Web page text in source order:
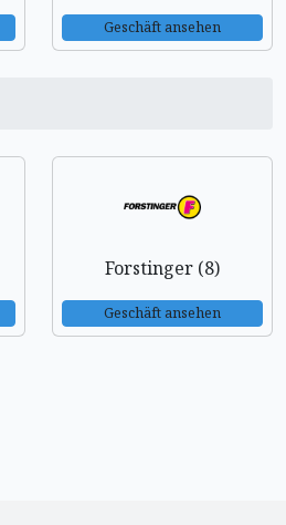
Geschäft ansehen
Forstinger (8)
Geschäft ansehen